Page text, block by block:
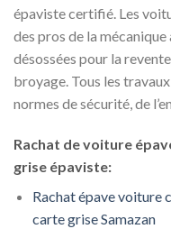
épaviste certifié. Les
des pros de la mécanique
désossées pour la
broyage. Tous les
normes de sécurité, de
Rachat de voiture
grise épaviste:
Rachat épave voiture
carte grise Samazan